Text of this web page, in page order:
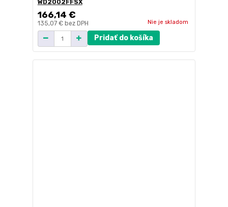
WD2002FFSX
166,14 €
135,07 € bez DPH Nie je skladom
Pridať do košíka